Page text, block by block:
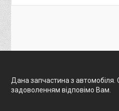
Дана запчастина з автомобіля.
задоволенням відповімо Вам.